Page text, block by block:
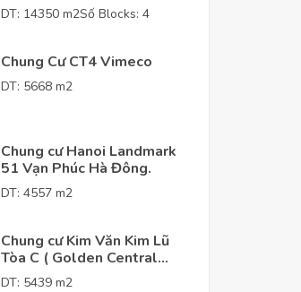
DT: 14350 m2Số Blocks: 4
Chung Cư CT4 Vimeco
DT: 5668 m2
Chung cư Hanoi Landmark
51 Vạn Phúc Hà Đông.
DT: 4557 m2
Chung cư Kim Văn Kim Lũ
Tòa C ( Golden Central
Tower )
DT: 5439 m2